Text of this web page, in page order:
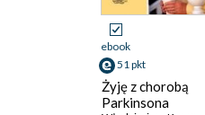
ebook
51 pkt
Żyję z chorobą
Parkinsona